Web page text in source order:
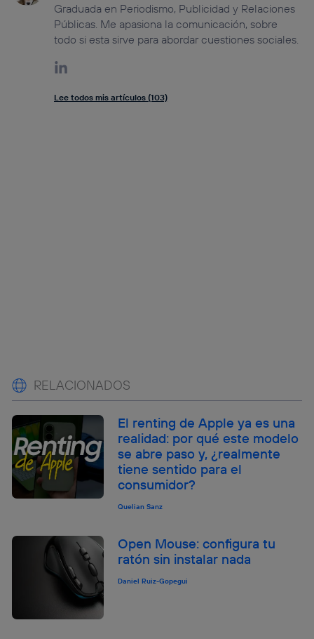
Graduada en Periodismo, Publicidad y Relaciones
Públicas. Me apasiona la comunicación, sobre
todo si esta sirve para abordar cuestiones sociales.
Lee todos mis artículos (103)
RELACIONADOS
El renting de Apple ya es una
realidad: por qué este modelo
se abre paso y, ¿realmente
tiene sentido para el
consumidor?
Quelian Sanz
Open Mouse: configura tu
ratón sin instalar nada
Daniel Ruiz-Gopegui